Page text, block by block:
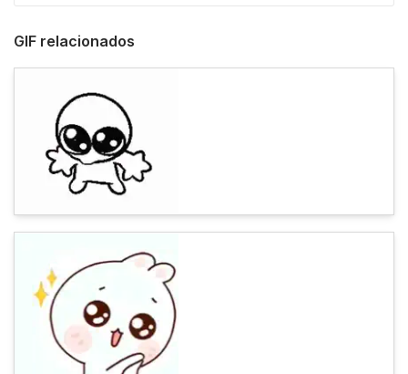
GIF relacionados